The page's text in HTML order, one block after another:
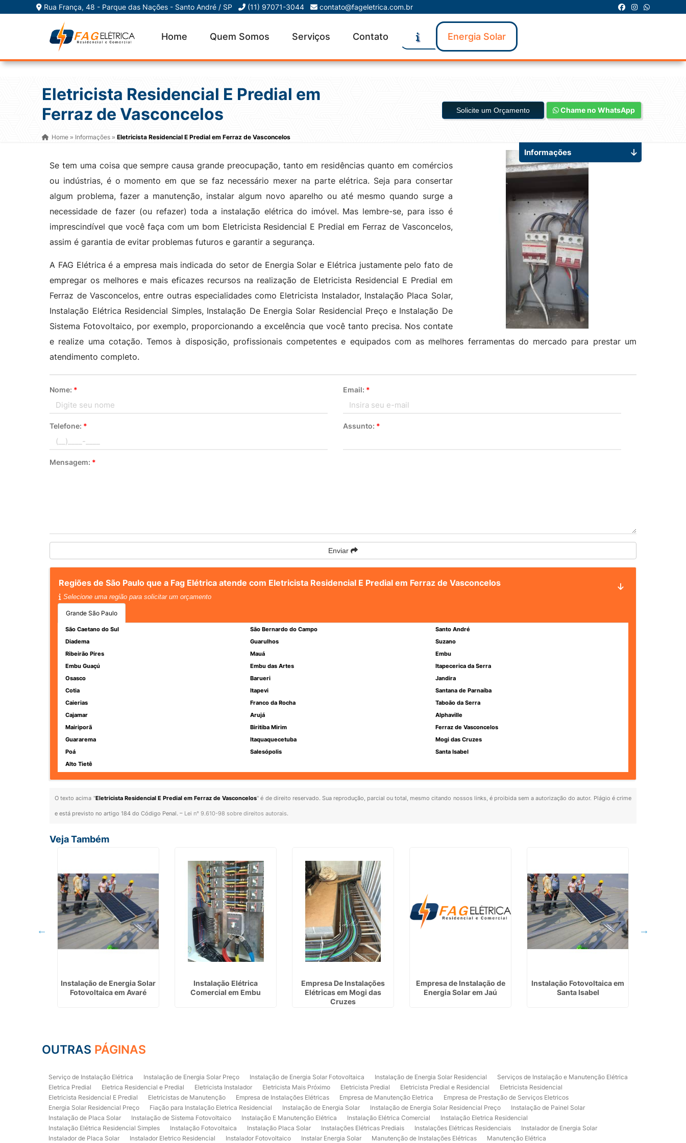
Rua França, 48 - Parque das Nações - Santo André / SP (11) 97071-3044 contato@fageletrica.com.br
Home Quem Somos Serviços Contato Energia Solar
Eletricista Residencial E Predial em
Ferraz de Vasconcelos
Home » Informações » Eletricista Residencial E Predial em Ferraz de Vasconcelos
Solicite um Orçamento Chame no WhatsApp
Se tem uma coisa que sempre causa grande preocupação, tanto em residências quanto em comércios
ou indústrias, é o momento em que se faz necessário mexer na parte elétrica. Seja para consertar
algum problema, fazer a manutenção, instalar algum novo aparelho ou até mesmo quando surge a
necessidade de fazer (ou refazer) toda a instalação elétrica do imóvel. Mas lembre-se, para isso é
imprescindível que você faça com um bom Eletricista Residencial E Predial em Ferraz de Vasconcelos,
assim é garantia de evitar problemas futuros e garantir a segurança.
A FAG Elétrica é a empresa mais indicada do setor de Energia Solar e Elétrica justamente pelo fato de
empregar os melhores e mais eficazes recursos na realização de Eletricista Residencial E Predial em
Ferraz de Vasconcelos, entre outras especialidades como Eletricista Instalador, Instalação Placa Solar,
Instalação Elétrica Residencial Simples, Instalação De Energia Solar Residencial Preço e Instalação De
Sistema Fotovoltaico, por exemplo, proporcionando a excelência que você tanto precisa. Nos contate
e realize uma cotação. Temos à disposição, profissionais competentes e equipados com as melhores ferramentas do mercado para prestar um
atendimento completo.
Nome: * Email: *
Telefone: * Assunto: *
Mensagem: *
Enviar
Regiões de São Paulo que a Fag Elétrica atende com Eletricista Residencial E Predial em Ferraz de Vasconcelos
Selecione uma região para solicitar um orçamento
Grande São Paulo
São Caetano do Sul São Bernardo do Campo
Santo André
Diadema
Guarulhos
Suzano
Ribeirão Pires
Mauá
Embu
Embu Guaçú
Embu das Artes
Itapecerica da Serra
Osasco
Barueri
Jandira
Cotia
Itapevi
Santana de Parnaíba
Caierias
Franco da Rocha
Taboão da Serra
Cajamar
Arujá
Alphaville
Mairiporã
Biritiba Mirim
Ferraz de Vasconcelos
Guararema
Itaquaquecetuba
Mogi das Cruzes
Poá
Salesópolis
Santa Isabel
Alto Tietê
O texto acima "Eletricista Residencial E Predial em Ferraz de Vasconcelos" é de direito reservado. Sua reprodução, parcial ou total, mesmo citando nossos links, é proibida sem a autorização do autor. Plágio é crime
e está previsto no artigo 184 do Código Penal. – Lei n° 9.610-98 sobre direitos autorais.
Informações
Veja Também
Instalação de Energia Solar
Fotovoltaica em Avaré
Instalação Elétrica
Comercial em Embu
Empresa De Instalações
Elétricas em Mogi das
Cruzes
Empresa de Instalação de
Energia Solar em Jaú
Instalação Fotovoltaica em
Santa Isabel
OUTRAS PÁGINAS
Serviço de Instalação Elétrica Instalação de Energia Solar Preço Instalação de Energia Solar Fotovoltaica Instalação de Energia Solar Residencial
Serviços de Instalação e Manutenção Elétrica
Eletrica Predial
Eletrica Residencial e Predial Eletricista Instalador Eletricista Mais Próximo Eletricista Predial Eletricista Predial e Residencial
Eletricista Residencial
Eletricista Residencial E Predial
Eletricistas de Manutenção Empresa de Instalações Elétricas Empresa de Manutenção Eletrica
Empresa de Prestação de Serviços Eletricos
Energia Solar Residencial Preço
Fiação para Instalação Eletrica Residencial Instalação de Energia Solar Instalação de Energia Solar Residencial Preço
Instalação de Painel Solar
Instalação de Placa Solar
Instalação de Sistema Fotovoltaico Instalação E Manutenção Elétrica Instalação Elétrica Comercial
Instalação Eletrica Residencial
Instalação Elétrica Residencial Simples
Instalação Fotovoltaica Instalação Placa Solar Instalações Elétricas Prediais Instalações Elétricas Residenciais
Instalador de Energia Solar
Instalador de Placa Solar
Instalador Eletrico Residencial Instalador Fotovoltaico Instalar Energia Solar Manutenção de Instalações Elétricas Manutenção Elétrica